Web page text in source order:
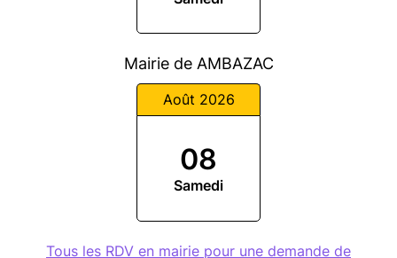
Mairie de AMBAZAC
Août 2026
08
Samedi
Tous les RDV en mairie pour une demande de